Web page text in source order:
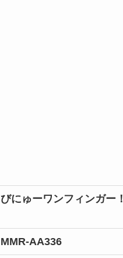
びにゅーワンフィンガー！
MMR-AA336